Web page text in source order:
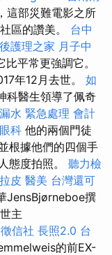
這部災難電影之所
區的讚美。 台中
護理之家 月子中
平常更強調它。
年12月去世。 如
科醫生領導了佩奇
水 緊急處理 會計
科 他的兩個門徒
根據他們的四個手
態度拍照。 聽力檢
皮 醫美 台灣還可
JensBjørneboe撰
主
信社 長照2.0 台
的前EX-